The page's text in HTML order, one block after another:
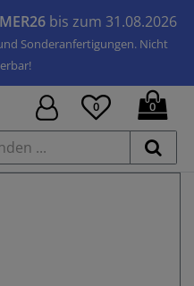
bis zum 31.08.2026
Sonderanfertigungen. Nicht
0 0